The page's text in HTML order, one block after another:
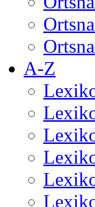
A-Z